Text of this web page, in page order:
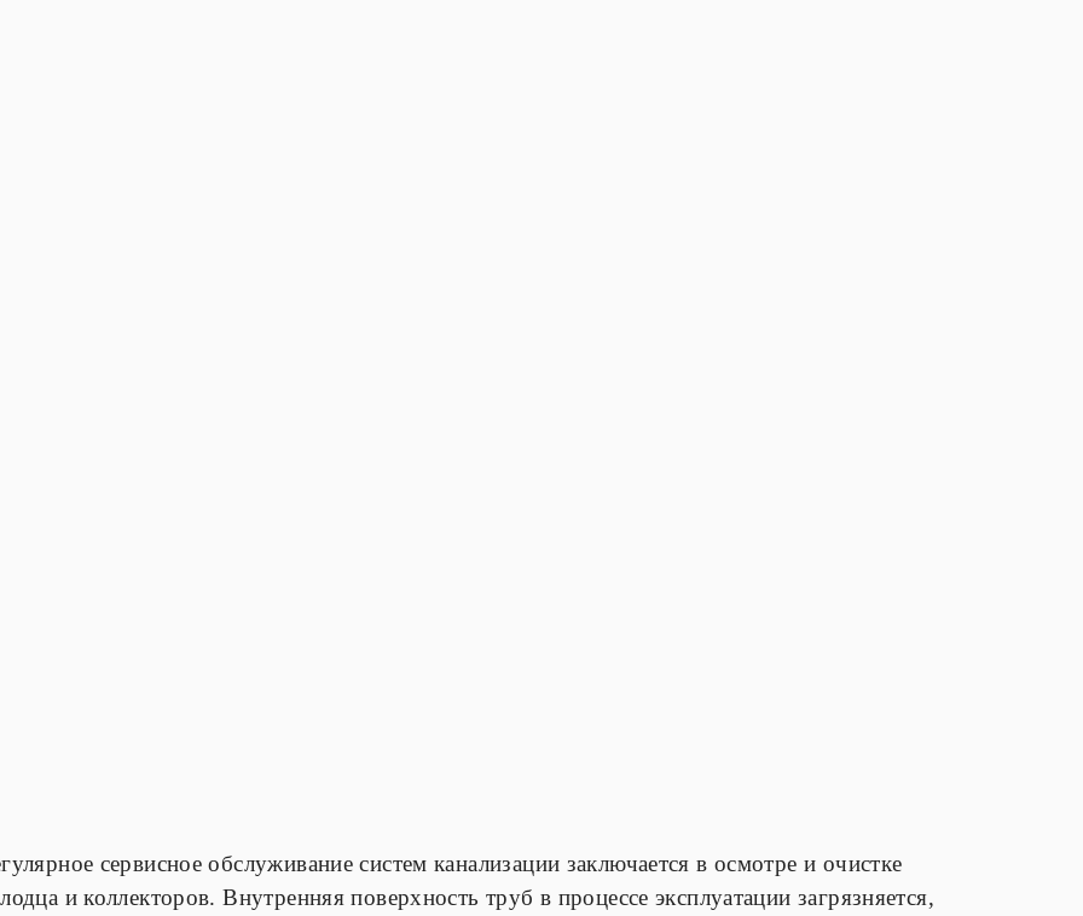
сервисное обслуживание систем канализации заключается в осмотре и очистке
и коллекторов. Внутренняя поверхность труб в процессе эксплуатации загрязняется,